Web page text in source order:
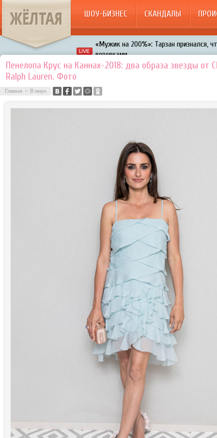
ЖЁЛТАЯ ШОУ-БИЗНЕС СКАНДАЛЫ
«Мужик на 200%»: Тарзан признался,
воровками
Галкин променял Дроботенко на
Расстались Энрике Иглесиас и Анна
В шоу «Что было дальше?» грубо
Пенелопа Крус на Каннах-2018: два образа звезды от
Ralph Lauren. Фото
Главная > В мире